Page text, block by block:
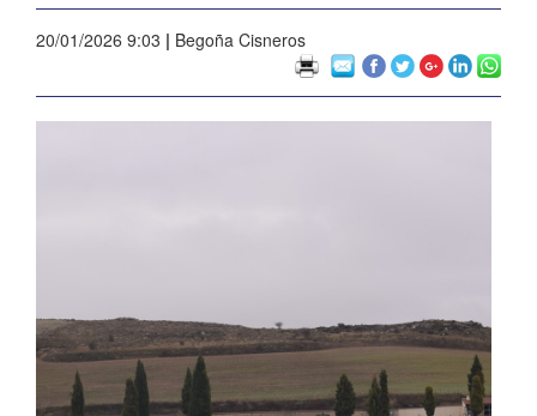
20/01/2026 9:03 | Begoña Cisneros